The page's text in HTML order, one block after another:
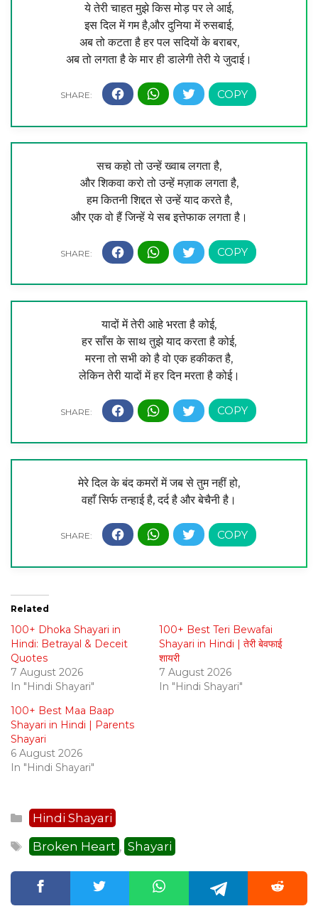
ये तेरी चाहत मुझे किस मोड़ पर ले आई,
इस दिल में गम है,और दुनिया में रुसबाई,
अब तो कटता है हर पल सदियों के बराबर,
अब तो लगता है के मार ही डालेगी तेरी ये जुदाई।
सच कहो तो उन्हें ख्वाब लगता है,
और शिकवा करो तो उन्हें मज़ाक लगता है,
हम कितनी शिद्दत से उन्हें याद करते है,
और एक वो हैं जिन्हें ये सब इत्तेफाक लगता है।
यादों में तेरी आहे भरता है कोई,
हर साँस के साथ तुझे याद करता है कोई,
मरना तो सभी को है वो एक हकीकत है,
लेकिन तेरी यादों में हर दिन मरता है कोई।
मेरे दिल के बंद कमरों में जब से तुम नहीं हो,
वहाँ सिर्फ तन्हाई है, दर्द है और बेचैनी है।
Related
100+ Dhoka Shayari in
Hindi: Betrayal & Deceit
Quotes
7 August 2026
In "Hindi Shayari"
100+ Best Teri Bewafai
Shayari in Hindi | तेरी बेवफाई
शायरी
7 August 2026
In "Hindi Shayari"
100+ Best Maa Baap
Shayari in Hindi | Parents
Shayari
6 August 2026
In "Hindi Shayari"
Categories
Hindi Shayari
Tags
Broken Heart , Shayari